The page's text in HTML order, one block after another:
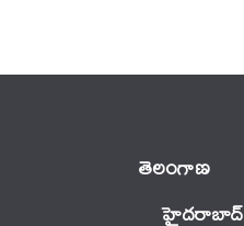
తెలంగాణ‌
హైదరాబాద్